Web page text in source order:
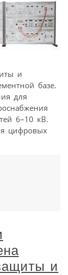
и
базе.
для
6–10 кВ.
цифровых
и